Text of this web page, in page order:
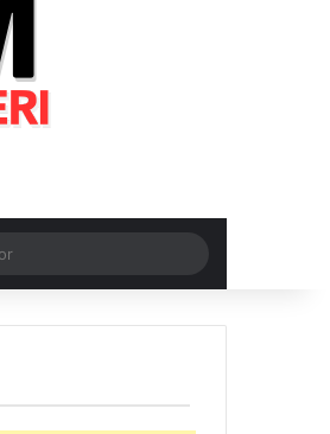
for